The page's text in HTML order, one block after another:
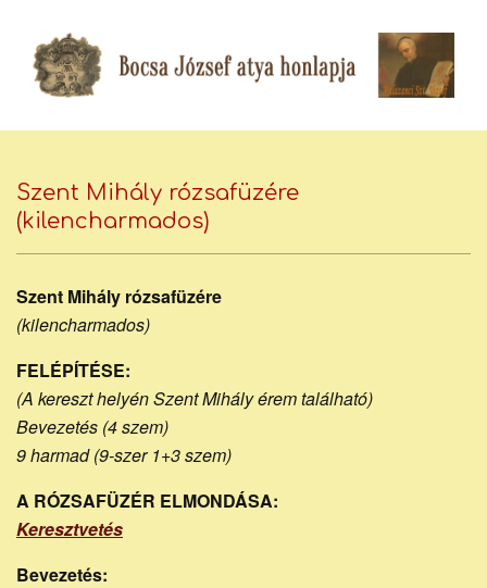
content
Bocsa
József
piarista
atya
honlapja
Menu
Szent Mihály rózsafüzére
(kilencharmados)
Szent Mihály rózsafüzére
(kilencharmados)
FELÉPÍTÉSE:
(A kereszt helyén Szent Mihály érem található)
Bevezetés (4 szem)
9 harmad (9-szer 1+3 szem)
A RÓZSAFÜZÉR ELMONDÁSA:
Keresztvetés
Bevezetés: